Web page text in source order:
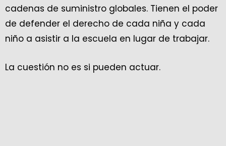
cadenas de suministro globales. Tienen el poder
de defender el derecho de cada niña y cada
niño a asistir a la escuela en lugar de trabajar.
La cuestión no es si pueden actuar.